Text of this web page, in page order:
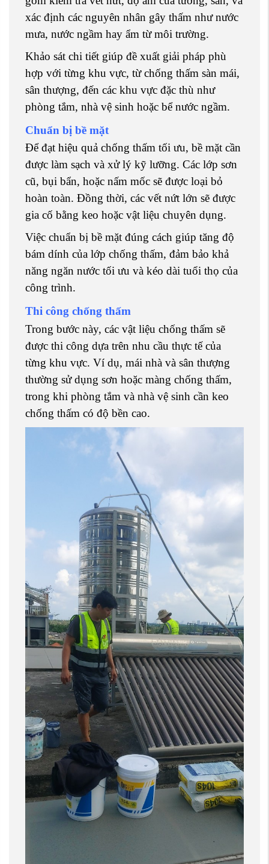
xác định các nguyên nhân gây thấm như nước
mưa, nước ngầm hay ẩm từ môi trường.
Khảo sát chi tiết giúp đề xuất giải pháp phù
hợp với từng khu vực, từ chống thấm sàn mái,
sân thượng, đến các khu vực đặc thù như
phòng tắm, nhà vệ sinh hoặc bể nước ngầm.
Chuẩn bị bề mặt
Để đạt hiệu quả chống thấm tối ưu, bề mặt cần
được làm sạch và xử lý kỹ lưỡng. Các lớp sơn
cũ, bụi bẩn, hoặc nấm mốc sẽ được loại bỏ
hoàn toàn. Đồng thời, các vết nứt lớn sẽ được
gia cố bằng keo hoặc vật liệu chuyên dụng.
Việc chuẩn bị bề mặt đúng cách giúp tăng độ
bám dính của lớp chống thấm, đảm bảo khả
năng ngăn nước tối ưu và kéo dài tuổi thọ của
công trình.
Thi công chống thấm
Trong bước này, các vật liệu chống thấm sẽ
được thi công dựa trên nhu cầu thực tế của
từng khu vực. Ví dụ, mái nhà và sân thượng
thường sử dụng sơn hoặc màng chống thấm,
trong khi phòng tắm và nhà vệ sinh cần keo
chống thấm có độ bền cao.